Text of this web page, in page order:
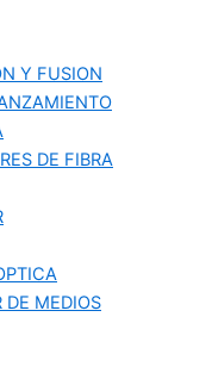
Y FUSION
DE FIBRA
DE MEDIOS